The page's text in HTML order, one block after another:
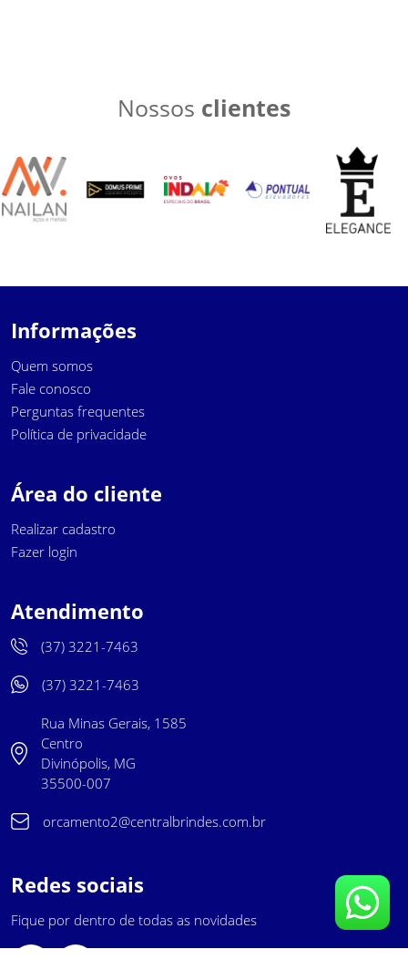
Nossos clientes
Informações
Quem somos
Fale conosco
Perguntas frequentes
Política de privacidade
Área do cliente
Realizar cadastro
Fazer login
Atendimento
(37) 3221-7463
(37) 3221-7463
Rua Minas Gerais, 1585
Centro
Divinópolis, MG
35500-007
orcamento2@centralbrindes.com.br
Redes sociais
Fique por dentro de todas as novidades